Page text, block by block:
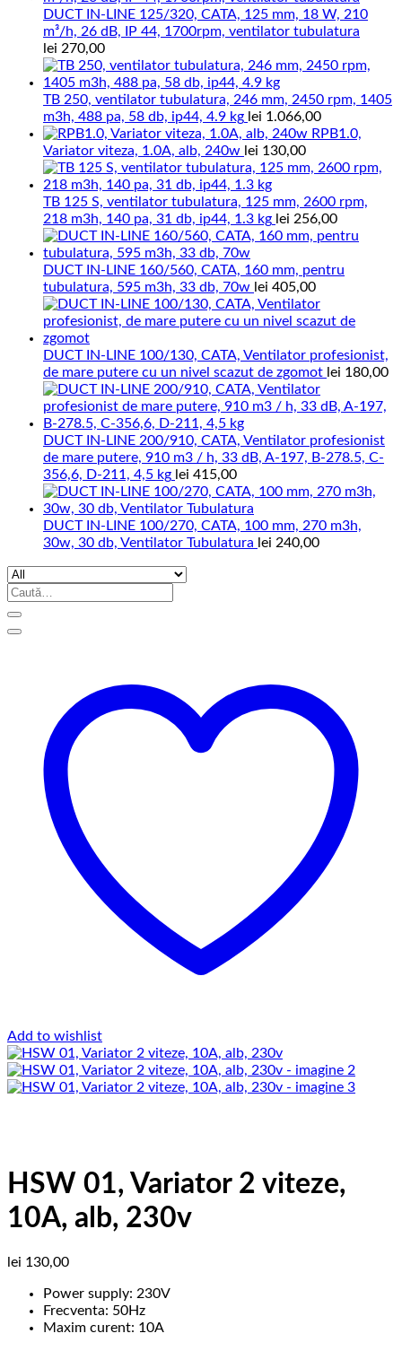
DUCT IN-LINE 125/320, CATA, 125 mm, 18 W, 210
m³/h, 26 dB, IP 44, 1700rpm, ventilator tubulatura
lei 270,00
TB 250, ventilator tubulatura, 246 mm, 2450 rpm, 1405
m3h, 488 pa, 58 db, ip44, 4.9 kg lei 1.066,00
RPB1.0,
Variator viteza, 1.0A, alb, 240w lei 130,00
TB 125 S, ventilator tubulatura, 125 mm, 2600 rpm,
218 m3h, 140 pa, 31 db, ip44, 1.3 kg lei 256,00
DUCT IN-LINE 160/560, CATA, 160 mm, pentru
tubulatura, 595 m3h, 33 db, 70w lei 405,00
DUCT IN-LINE 100/130, CATA, Ventilator profesionist,
de mare putere cu un nivel scazut de zgomot lei 180,00
DUCT IN-LINE 200/910, CATA, Ventilator profesionist
de mare putere, 910 m3 / h, 33 dB, A-197, B-278.5, C-
356,6, D-211, 4,5 kg lei 415,00
DUCT IN-LINE 100/270, CATA, 100 mm, 270 m3h,
30w, 30 db, Ventilator Tubulatura lei 240,00
Caută
Add to wishlist
HSW 01, Variator 2 viteze,
10A, alb, 230v
lei 130,00
Power supply: 230V
Frecventa: 50Hz
Maxim curent: 10A